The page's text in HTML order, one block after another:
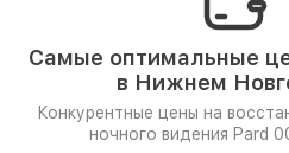
Самые оптимальные
в Нижнем
Конкурентные цены на
ночного видения Pard